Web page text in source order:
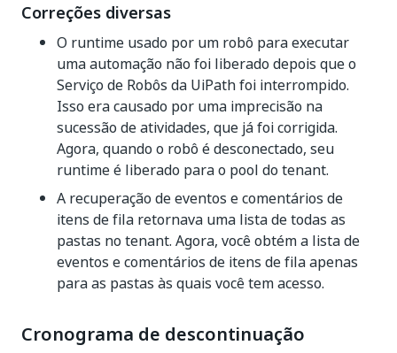
Correções diversas
O runtime usado por um robô para executar
uma automação não foi liberado depois que o
Serviço de Robôs da UiPath foi interrompido.
Isso era causado por uma imprecisão na
sucessão de atividades, que já foi corrigida.
Agora, quando o robô é desconectado, seu
runtime é liberado para o pool do tenant.
A recuperação de eventos e comentários de
itens de fila retornava uma lista de todas as
pastas no tenant. Agora, você obtém a lista de
eventos e comentários de itens de fila apenas
para as pastas às quais você tem acesso.
Cronograma de descontinuação